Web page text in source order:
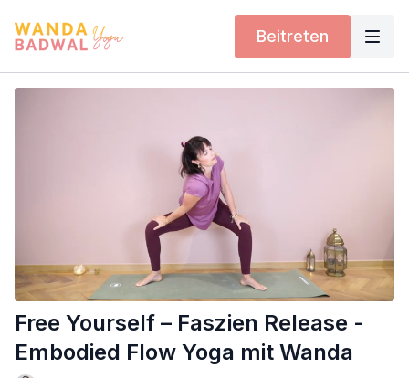
Beitreten
Free Yourself – Faszien Release -
Embodied Flow Yoga mit Wanda